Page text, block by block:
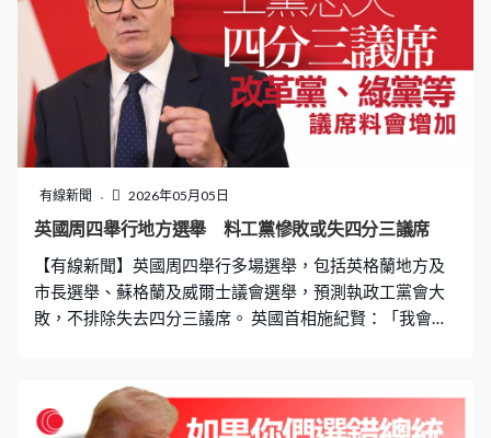
有線新聞 2026年05月05日
英國周四舉行地方選舉 料工黨慘敗或失四分三議席
【有線新聞】英國周四舉行多場選舉，包括英格蘭地方及
市長選舉、蘇格蘭及威爾士議會選舉，預測執政工黨會大
敗，不排除失去四分三議席。 英國首相施紀賢：「我會繼
首相施紀賢，周四將迎來嚴峻挑戰，將會改選英格蘭136
個地方議會約5,000席及地方首長，大部分地方議會將改